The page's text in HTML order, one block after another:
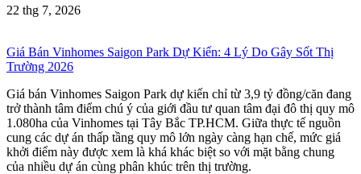
22 thg 7, 2026
Giá Bán Vinhomes Saigon Park Dự Kiến: 4 Lý Do Gây Sốt Thị
Trường 2026
Giá bán Vinhomes Saigon Park dự kiến chỉ từ 3,9 tỷ đồng/căn đang
trở thành tâm điểm chú ý của giới đầu tư quan tâm đại đô thị quy mô
1.080ha của Vinhomes tại Tây Bắc TP.HCM. Giữa thực tế nguồn
cung các dự án thấp tầng quy mô lớn ngày càng hạn chế, mức giá
khởi điểm này được xem là khá khác biệt so với mặt bằng chung
của nhiều dự án cùng phân khúc trên thị trường.